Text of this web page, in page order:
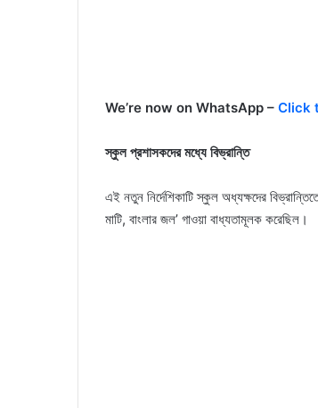
We’re now on WhatsApp – Click
স্কুল প্রশাসকদের মধ্যে বিভ্রান্তি
এই নতুন নির্দেশিকাটি স্কুল অধ্যক্ষদের
মাটি, বাংলার জল’ গাওয়া বাধ্যতামূলক করেছিল।